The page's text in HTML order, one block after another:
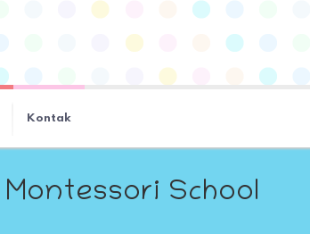
Kontak
School